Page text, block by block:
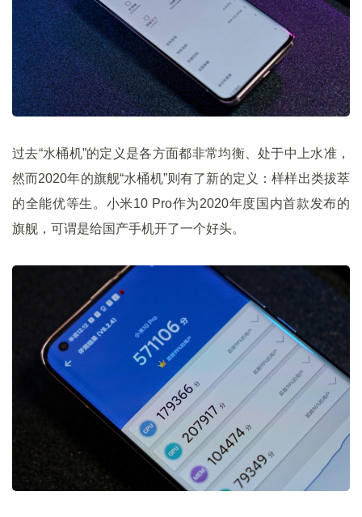
过去“水桶机”的定义是各方面都非常均衡、处于中上水准，
然而2020年的旗舰“水桶机”则有了新的定义：样样出类拔萃
的全能优等生。小米10 Pro作为2020年度国内首款发布的
旗舰，可谓是给国产手机开了一个好头。